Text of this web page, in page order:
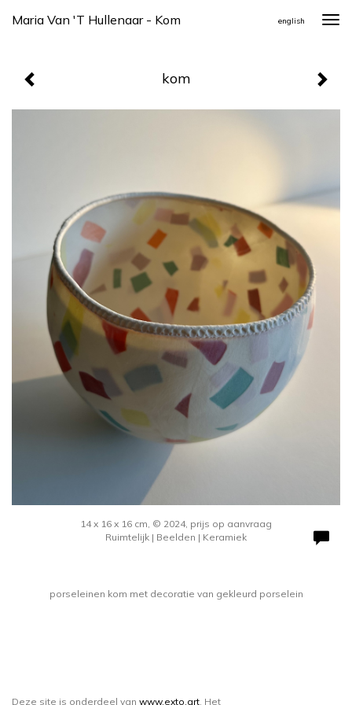
Maria Van 't Hullenaar - Kom english
kom
14 x 16 x 16 cm, © 2024, prijs op aanvraag
Ruimtelijk | Beelden | Keramiek
porseleinen kom met decoratie van gekleurd porselein
Deze site is onderdeel van www.exto.art . Het